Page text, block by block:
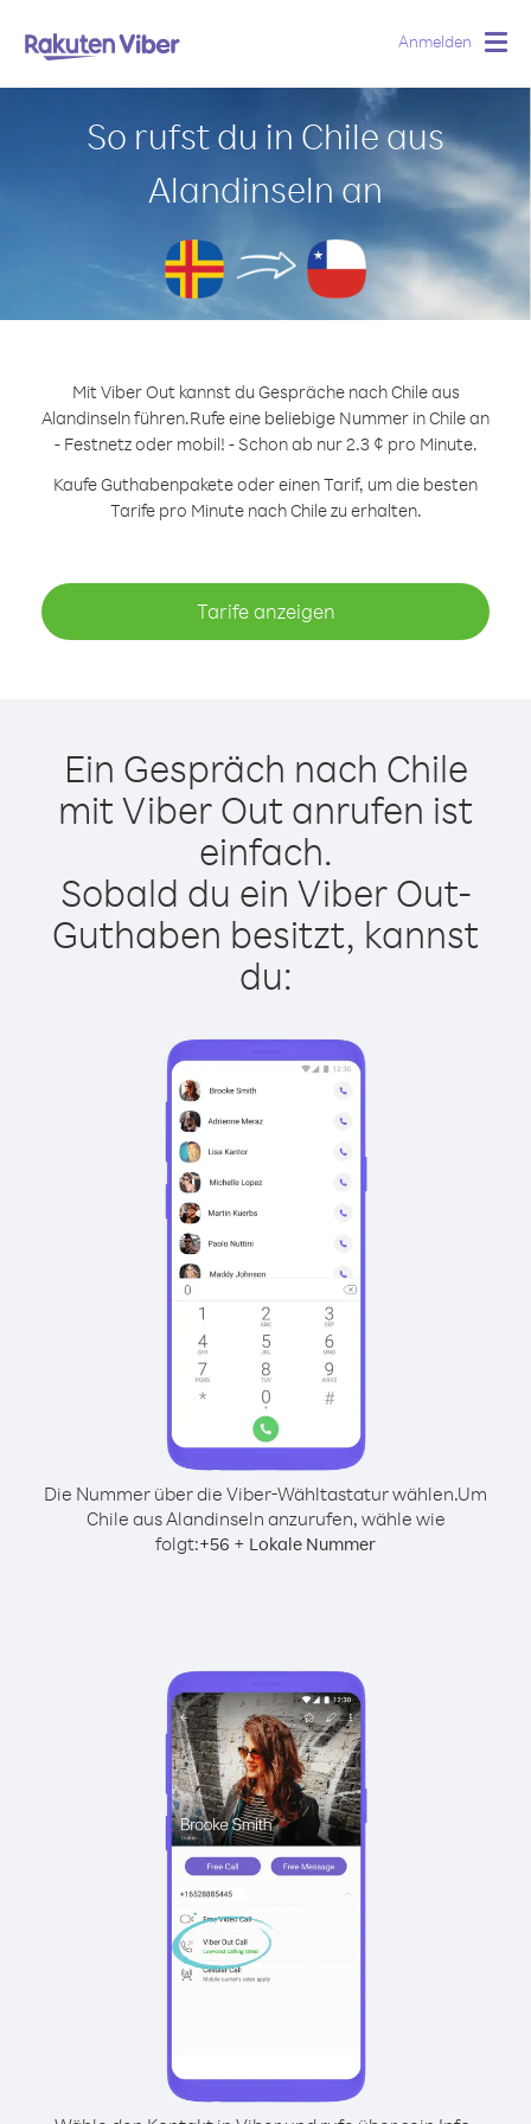
Anmelden
So rufst du in Chile aus
Alandinseln an
Mit Viber Out kannst du Gespräche nach Chile aus
Alandinseln führen.Rufe eine beliebige Nummer in Chile an
- Festnetz oder mobil! - Schon ab nur 2.3 ¢ pro Minute.
Kaufe Guthabenpakete oder einen Tarif, um die besten
Tarife pro Minute nach Chile zu erhalten.
Tarife anzeigen
Ein Gespräch nach Chile
mit Viber Out anrufen ist
einfach.
Sobald du ein Viber Out-
Guthaben besitzt, kannst
du:
Die Nummer über die Viber-Wähltastatur wählen.Um
Chile aus Alandinseln anzurufen, wähle wie
folgt:+56 + Lokale Nummer